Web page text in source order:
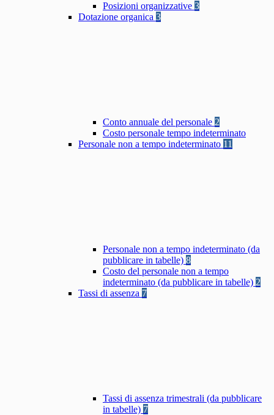
Posizioni organizzative 3
Dotazione organica 3
Conto annuale del personale 2
Costo personale tempo indeterminato
Personale non a tempo indeterminato 11
Personale non a tempo indeterminato (da
pubblicare in tabelle) 8
Costo del personale non a tempo
indeterminato (da pubblicare in tabelle) 2
Tassi di assenza 7
Tassi di assenza trimestrali (da pubblicare
in tabelle) 7